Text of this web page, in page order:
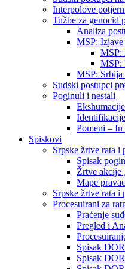
Interpolove
Tužbe za genocid
Analiza
MSP: Izjave
MSP:
MSP:
MSP: Srbija
Sudski postupci
Poginuli i nestali
Ekshumacije
Identifikacije
Pomeni – In
Spiskovi
Srpske žrtve rata
Spisak
Žrtve akcije
Mape
Srpske žrtve rata
Procesuirani za
Praćenje
Pregled i
Spisak
Spisak